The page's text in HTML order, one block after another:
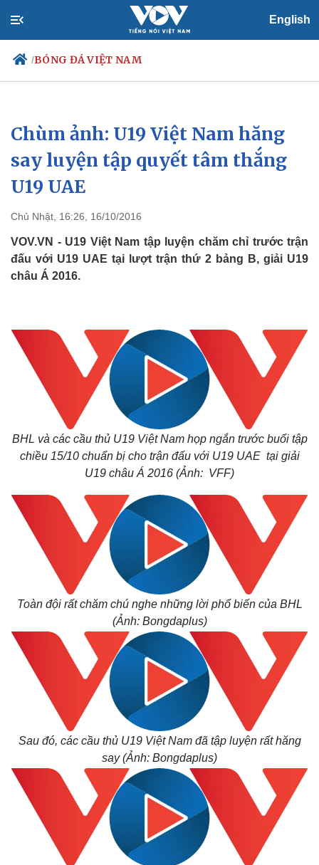
English
/BÓNG ĐÁ VIỆT NAM
Chính trị
Tổ chức nhân sự
Quốc hội
Nhận diện sự thật
Xã hội
Tin 24h
Dự báo thời tiết
Chùm ảnh: U19 Việt Nam hăng
say luyện tập quyết tâm thắng
U19 UAE
Chủ Nhật, 16:26, 16/10/2016
VOV.VN - U19 Việt Nam tập luyện chăm chỉ trước trận
đấu với U19 UAE tại lượt trận thứ 2 bảng B, giải U19
châu Á 2016.
BHL và các cầu thủ U19 Việt Nam họp ngắn trước buổi tập
chiều 15/10 chuẩn bị cho trận đấu với U19 UAE tại giải
U19 châu Á 2016 (Ảnh: VFF)
Toàn đội rất chăm chú nghe những lời phổ biến của BHL
(Ảnh: Bongdaplus)
Sau đó, các cầu thủ U19 Việt Nam đã tập luyện rất hăng
say (Ảnh: Bongdaplus)